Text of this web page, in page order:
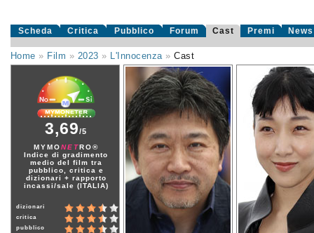
Scheda Critica Pubblico Forum Cast Premi News
Home » Film » 2023 » L'Innocenza»Cast
3,69/5
MYMONETRO®
Indice di gradimento
medio del film tra
pubblico, critica e
dizionari + rapporto
incassi/sale (ITALIA)
dizionari
critica
pubblico